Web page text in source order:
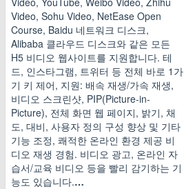
Video, Sohu Video, NetEase Open
Course, Baidu 네트워크 디스크,
Alibaba 클라우드 디스크와 같은 모든
H5 비디오 웹사이트를 지원합니다. 테
드, 인스타그램, 트위터 등 전체 바로 1가
기 키 제어, 지원: 배속 재생/가속 재생,
비디오 스크린샷, PIP(Picture-in-
Picture), 전체 화면 웹 페이지, 밝기, 채
도, 대비, 사용자 정의 구성 향상 및 기타
기능 조정, 쾌적한 온라인 환경 제공 비
디오 재생 경험. 비디오 광고, 온라인 자
습서/교육 비디오 등을 빨리 감기하는 기
능도 있습니다.…